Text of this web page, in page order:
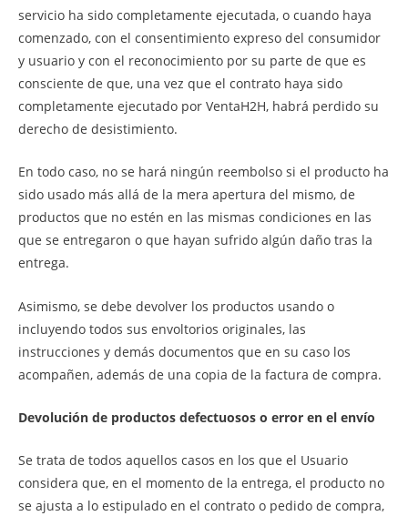
servicio ha sido completamente ejecutada, o cuando haya
comenzado, con el consentimiento expreso del consumidor
y usuario y con el reconocimiento por su parte de que es
consciente de que, una vez que el contrato haya sido
completamente ejecutado por VentaH2H, habrá perdido su
derecho de desistimiento.
En todo caso, no se hará ningún reembolso si el producto ha
sido usado más allá de la mera apertura del mismo, de
productos que no estén en las mismas condiciones en las
que se entregaron o que hayan sufrido algún daño tras la
entrega.
Asimismo, se debe devolver los productos usando o
incluyendo todos sus envoltorios originales, las
instrucciones y demás documentos que en su caso los
acompañen, además de una copia de la factura de compra.
Devolución de productos defectuosos o error en el envío
Se trata de todos aquellos casos en los que el Usuario
considera que, en el momento de la entrega, el producto no
se ajusta a lo estipulado en el contrato o pedido de compra,